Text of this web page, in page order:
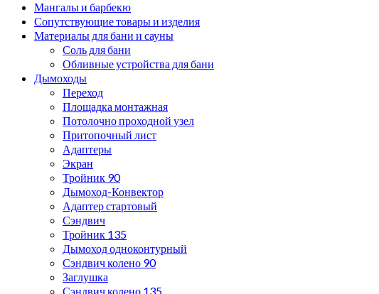
Мангалы и барбекю
Сопутствующие товары и изделия
Материалы для бани и сауны
Соль для бани
Обливные устройства для бани
Дымоходы
Переход
Площадка монтажная
Потолочно проходной узел
Притопочный лист
Адаптеры
Экран
Тройник 90
Дымоход-Конвектор
Адаптер стартовый
Сэндвич
Тройник 135
Дымоход одноконтурный
Сэндвич колено 90
Заглушка
Сэндвич колено 135